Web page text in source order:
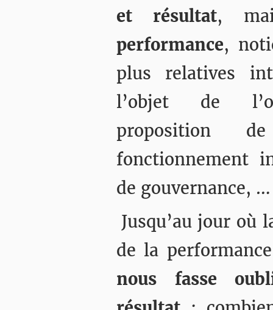
et résultat,
performance,
plus relatives
l’objet de
proposition
fonctionnement
de gouvernance, …
Jusqu’au jour où
de la
nous fasse